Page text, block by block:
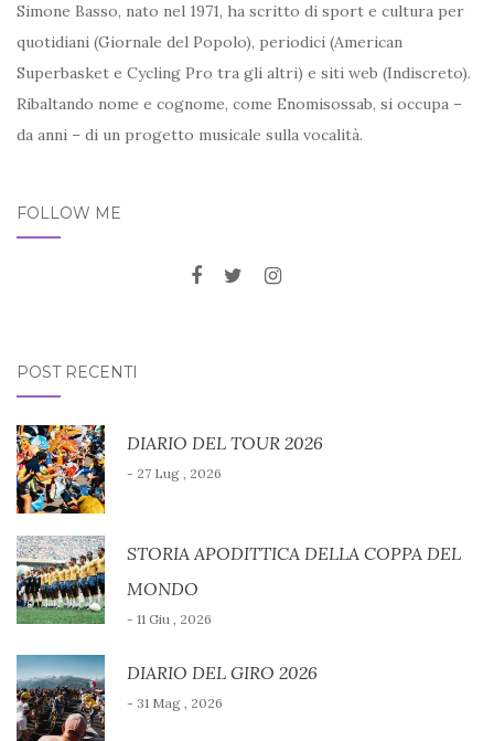
Simone Basso, nato nel 1971, ha scritto di sport e cultura per
quotidiani (Giornale del Popolo), periodici (American
Superbasket e Cycling Pro tra gli altri) e siti web (Indiscreto).
Ribaltando nome e cognome, come Enomisossab, si occupa –
da anni – di un progetto musicale sulla vocalità.
FOLLOW ME
POST RECENTI
DIARIO DEL TOUR 2026
- 27 Lug , 2026
STORIA APODITTICA DELLA COPPA DEL
MONDO
- 11 Giu , 2026
DIARIO DEL GIRO 2026
- 31 Mag , 2026